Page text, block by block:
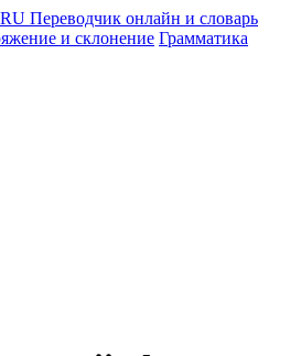
и склонение Грамматика